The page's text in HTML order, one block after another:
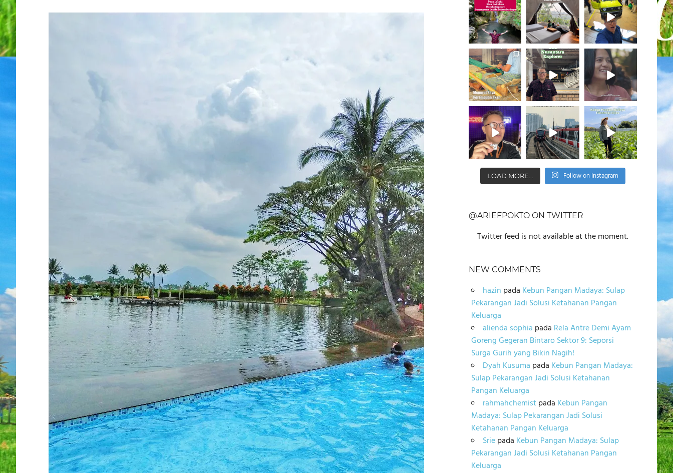
LOAD MORE... Follow on Instagram
@ARIEFPOKTO ON TWITTER
Twitter feed is not available at the moment.
NEW COMMENTS
hazin pada Kebun Pangan Madaya: Sulap
Pekarangan Jadi Solusi Ketahanan Pangan
Keluarga
alienda sophia pada Rela Antre Demi Ayam
Goreng Gegeran Bintaro Sektor 9: Seporsi
Surga Gurih yang Bikin Nagih!
Dyah Kusuma pada Kebun Pangan Madaya:
Sulap Pekarangan Jadi Solusi Ketahanan
Pangan Keluarga
rahmahchemistpada Kebun Pangan
Madaya: Sulap Pekarangan Jadi Solusi
Ketahanan Pangan Keluarga
Sriepada Kebun Pangan Madaya: Sulap
Pekarangan Jadi Solusi Ketahanan Pangan
Keluarga